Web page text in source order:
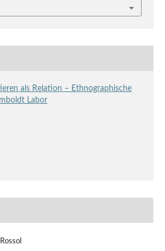
als Relation – Ethnographische
Labor